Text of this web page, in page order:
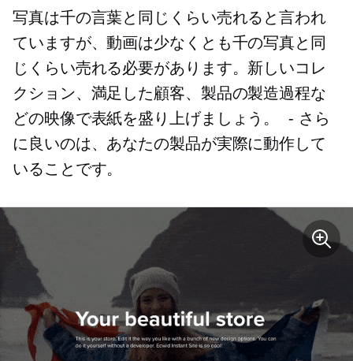
写真は千の言葉と同じくらい売れると言われ
ていますが、動画は少なくとも千の写真と同
じくらい売れる必要があります。新しいコレ
クション、満足した顧客、製品の製造過程な
どの映像で表紙を盛り上げましょう。
- さら
に良いのは、あなたの製品が実際に動作して
いることです。